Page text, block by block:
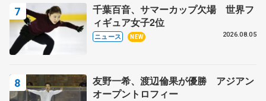
千葉百音、サマーカップ欠場 世界フ
ィギュア女子2位
ニュース NEW 2026.08.05
友野一希、渡辺倫果が優勝 アジアン
オープントロフィー